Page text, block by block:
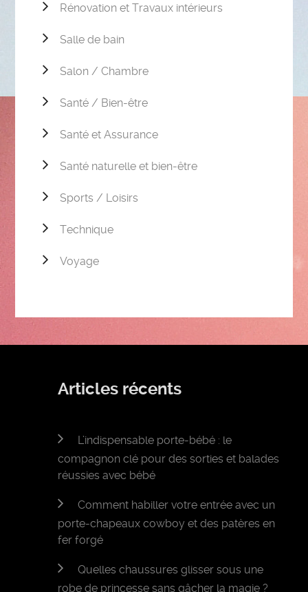
Rénovation et Travaux intérieurs
Salle de bain
Salon / Chambre
Santé / Bien-être
Santé et Assurance
Santé naturelle et bien-être
Sports / Loisirs
Technique
Voyage
Articles récents
L’indispensable porte-bébé : le
compagnon clé pour des sorties et balades
réussies avec bébé
Comment habiller votre entrée avec un
porte-chapeaux cowboy et des patères en
fer forgé
Quelles chaussures glisser sous une
robe de princesse sans gâcher la magie ?